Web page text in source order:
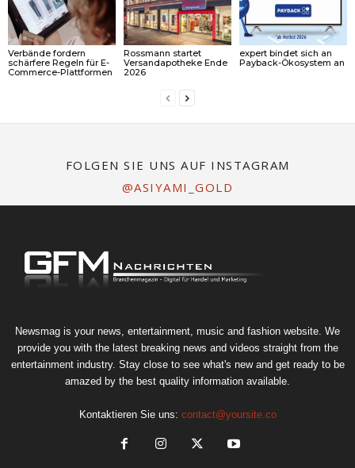
Verbände fordern
schärfere Regeln für E-
Commerce-Plattformen
Rossmann startet
Versandapotheke Ende
2026
expert bindet sich an
Payback-Ökosystem an
FOLGEN SIE UNS AUF INSTAGRAM
@ASIYAMI_GOLD
Newsmag is your news, entertainment, music and fashion website. We
provide you with the latest breaking news and videos straight from the
entertainment industry. Stay close to see what's new and get ready to be
amazed by the best quality information available.
Kontaktieren Sie uns: contact@yoursite.co